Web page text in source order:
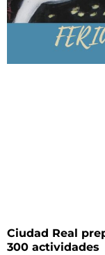
Ciudad Real
300 actividades